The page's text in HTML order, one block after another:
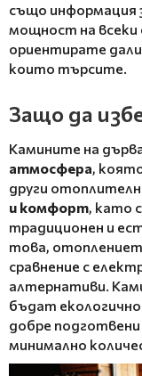
също информация
мощност на всеки
ориентирате
които търсите.
Защо да
Камините на
атмосфера,
други
и комфорт, като
традиционен и
това,
сравнение с
алтернативи.
бъдат екологично
добре
минимално